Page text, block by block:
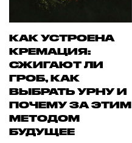
КАК УСТРОЕНА
КРЕМАЦИЯ:
СЖИГАЮТ ЛИ
ГРОБ, КАК
ВЫБРАТЬ УРНУ И
ПОЧЕМУ ЗА ЭТИМ
МЕТОДОМ
БУДУЩЕЕ